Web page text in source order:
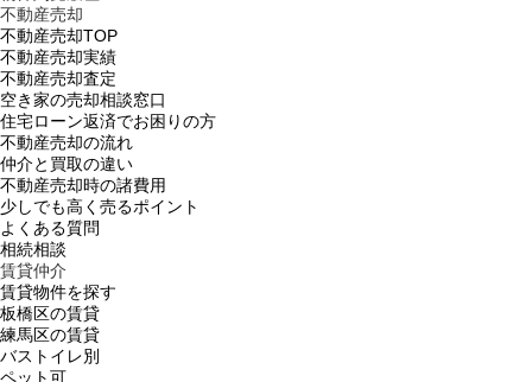
不動産売却
不動産売却TOP
不動産売却実績
不動産売却査定
空き家の売却相談窓口
住宅ローン返済でお困りの方
不動産売却の流れ
仲介と買取の違い
不動産売却時の諸費用
少しでも高く売るポイント
よくある質問
相続相談
賃貸仲介
賃貸物件を探す
板橋区の賃貸
練馬区の賃貸
バストイレ別
ペット可